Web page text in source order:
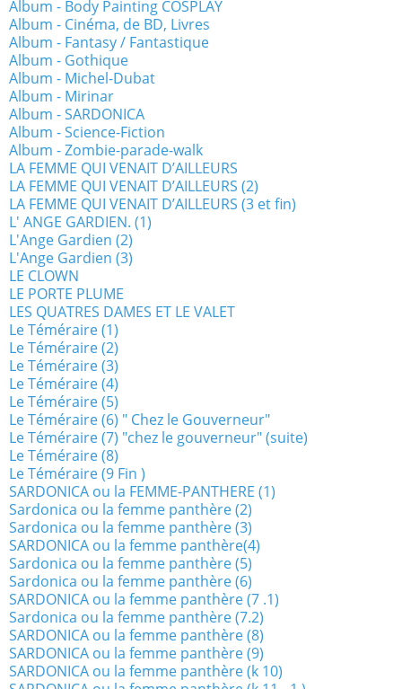
Album - Body Painting COSPLAY
Album - Cinéma, de BD, Livres
Album - Fantasy / Fantastique
Album - Gothique
Album - Michel-Dubat
Album - Mirinar
Album - SARDONICA
Album - Science-Fiction
Album - Zombie-parade-walk
LA FEMME QUI VENAIT D’AILLEURS
LA FEMME QUI VENAIT D’AILLEURS (2)
LA FEMME QUI VENAIT D’AILLEURS (3 et fin)
L' ANGE GARDIEN. (1)
L'Ange Gardien (2)
L'Ange Gardien (3)
LE CLOWN
LE PORTE PLUME
LES QUATRES DAMES ET LE VALET
Le Téméraire (1)
Le Téméraire (2)
Le Téméraire (3)
Le Téméraire (4)
Le Téméraire (5)
Le Téméraire (6) " Chez le Gouverneur"
Le Téméraire (7) "chez le gouverneur" (suite)
Le Téméraire (8)
Le Téméraire (9 Fin )
SARDONICA ou la FEMME-PANTHERE (1)
Sardonica ou la femme panthère (2)
Sardonica ou la femme panthère (3)
SARDONICA ou la femme panthère(4)
Sardonica ou la femme panthère (5)
Sardonica ou la femme panthère (6)
SARDONICA ou la femme panthère (7 .1)
Sardonica ou la femme panthère (7.2)
SARDONICA ou la femme panthère (8)
SARDONICA ou la femme panthère (9)
SARDONICA ou la femme panthère (k 10)